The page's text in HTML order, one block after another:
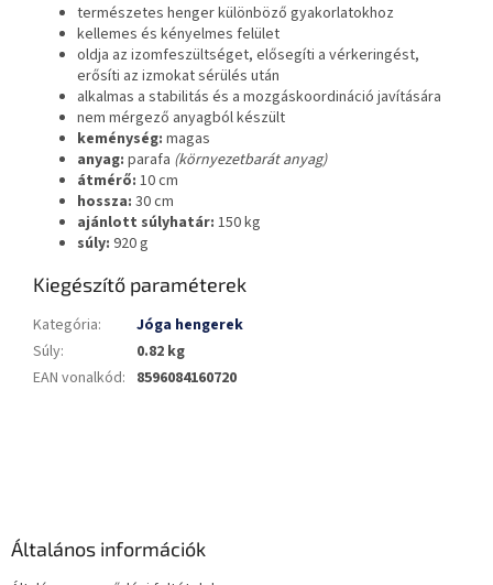
természetes henger különböző gyakorlatokhoz
kellemes és kényelmes felület
oldja az izomfeszültséget, elősegíti a vérkeringést,
erősíti az izmokat sérülés után
alkalmas a stabilitás és a mozgáskoordináció javítására
nem mérgező anyagból készült
keménység: magas
anyag: parafa (környezetbarát anyag)
átmérő: 10 cm
hossza: 30 cm
ajánlott súlyhatár: 150 kg
súly: 920 g
Kiegészítő paraméterek
Kategória:
Jóga hengerek
Súly:
0.82 kg
EAN vonalkód: 8596084160720
Általános információk